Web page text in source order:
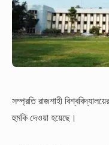
সম্প্রতি রাজশাহী
হুমকি দেওয়া হয়েছে।